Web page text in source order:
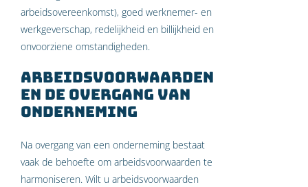
arbeidsovereenkomst), goed werknemer- en
werkgeverschap, redelijkheid en billijkheid en
onvoorziene omstandigheden.
Arbeidsvoorwaarden
en de overgang van
onderneming
Na overgang van een onderneming bestaat
vaak de behoefte om arbeidsvoorwaarden te
harmoniseren. Wilt u arbeidsvoorwaarden